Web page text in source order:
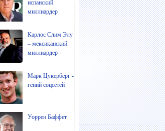
испанский
миллиардер
Карлос Слим Элу
– мексиканский
миллиардер
Марк Цукерберг -
гений соцсетей
Уоррен Баффет